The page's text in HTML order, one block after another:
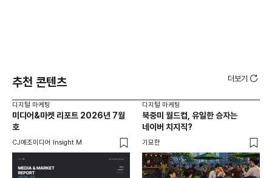
추천 콘텐츠 더보기
디지털 마케팅
미디어&마켓 리포트 2026년 7월
호
CJ메조미디어 Insight M
디지털 마케팅
북중미 월드컵, 유일한 승자는
네이버 치지직?
기묘한